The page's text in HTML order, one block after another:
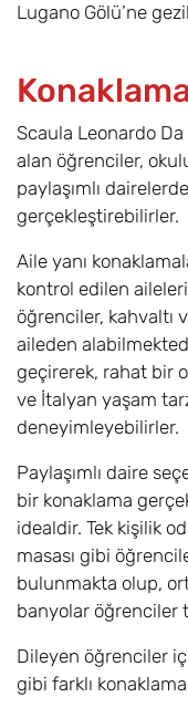
Lugano Gölü’ne
Scaula Leonardo
alan öğrenciler,
paylaşımlı
gerçekleştirebilirler.
Aile yanı
kontrol edilen
öğrenciler, kahvaltı
aileden
geçirerek, rahat bir
ve İtalyan yaşam
deneyimleyebilirler.
Paylaşımlı daire
bir konaklama
idealdir. Tek kişilik
masası gibi
bulunmakta olup,
banyolar öğrenciler
Dileyen öğrenciler
gibi farklı